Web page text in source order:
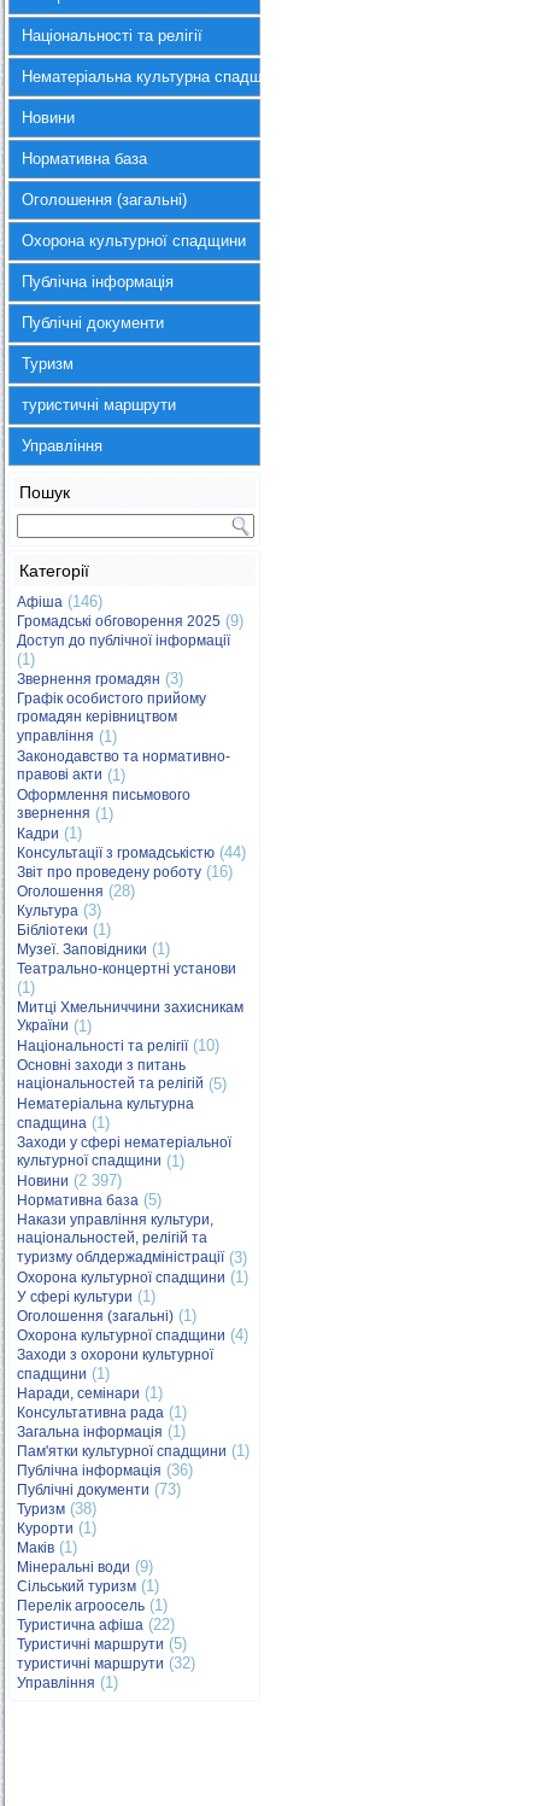
Національності та релігії
Нематеріальна культурна спадщина
Новини
Нормативна база
Оголошення (загальні)
Охорона культурної спадщини
Публічна інформація
Публічні документи
Туризм
туристичні маршрути
Управління
Пошук
Категорії
Афіша (146)
Громадські обговорення 2025 (9)
Доступ до публічної інформації
(1)
Звернення громадян (3)
Графік особистого прийому
громадян керівництвом
управління (1)
Законодавство та нормативно-
правові акти (1)
Оформлення письмового
звернення (1)
Кадри (1)
Консультації з громадськістю (44)
Звіт про проведену роботу (16)
Оголошення (28)
Культура (3)
Бібліотеки (1)
Музеї. Заповідники (1)
Театрально-концертні установи
(1)
Митці Хмельниччини захисникам
України (1)
Національності та релігії(10)
Основні заходи з питань
національностей та релігій (5)
Нематеріальна культурна
спадщина (1)
Заходи у сфері нематеріальної
культурної спадщини (1)
Новини (2 397)
Нормативна база (5)
Накази управління культури,
національностей, релігій та
туризму облдержадміністрації(3)
Охорона культурної спадщини (1)
У сфері культури (1)
Оголошення (загальні) (1)
Охорона культурної спадщини (4)
Заходи з охорони культурної
спадщини (1)
Наради, семінари (1)
Консультативна рада (1)
Загальна інформація (1)
Пам'ятки культурної спадщини (1)
Публічна інформація (36)
Публічні документи (73)
Туризм (38)
Курорти (1)
Маків (1)
Мінеральні води (9)
Сільський туризм (1)
Перелік агроосель (1)
Туристична афіша (22)
Туристичні маршрути (5)
туристичні маршрути (32)
Управління (1)